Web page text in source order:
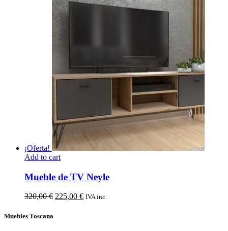
precio
original
precio
¡Oferta!
Add to cart
Mueble de TV Neyle
320,00€ El
225,00 €ElIVA inc.
Muebles Toscana